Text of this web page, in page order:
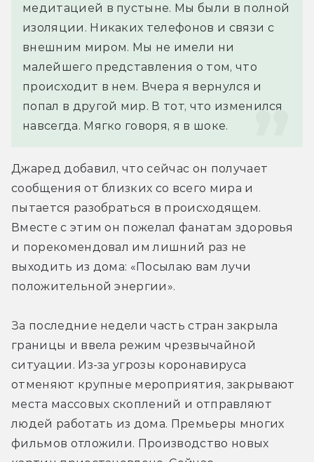
медитацией в пустыне. Мы были в полной
изоляции. Никаких телефонов и связи с
внешним миром. Мы не имели ни
малейшего представления о том, что
происходит в нем. Вчера я вернулся и
попал в другой мир. В тот, что изменился
навсегда. Мягко говоря, я в шоке.
Джаред добавил, что сейчас он получает
сообщения от близких со всего мира и
пытается разобраться в происходящем.
Вместе с этим он пожелал фанатам здоровья
и порекомендовал им лишний раз не
выходить из дома: «Посылаю вам лучи
положительной энергии».
За последние недели часть стран закрыла
границы и ввела режим чрезвычайной
ситуации. Из-за угрозы коронавируса
отменяют крупные мероприятия, закрывают
места массовых скоплений и отправляют
людей работать из дома. Премьеры многих
фильмов отложили. Производство новых